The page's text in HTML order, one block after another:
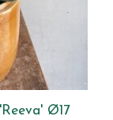
Ø17